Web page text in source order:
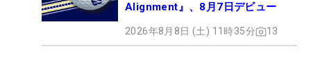
Alignment』、8月7日デビュー
2026年8月8日 (土) 11時35分 13